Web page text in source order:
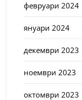
февруари 2024
януари 2024
декември 2023
ноември 2023
октомври 2023